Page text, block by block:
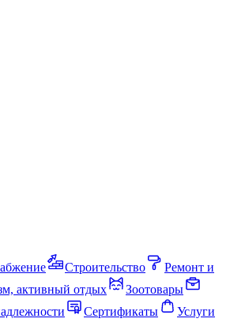
Строительство
Ремонт и
активный отдых
Зоотовары
Сертификаты
Услуги